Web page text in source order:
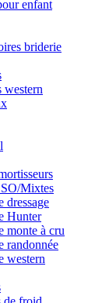
enfant
briderie
western
Mixtes
dressage
Hunter
monte à cru
randonnée
western